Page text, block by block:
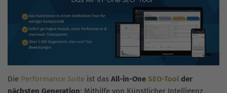
Die Performance Suite ist das All-in-One SEO-Tool der
nächsten Generation: Mithilfe von Künstlicher Intelligenz